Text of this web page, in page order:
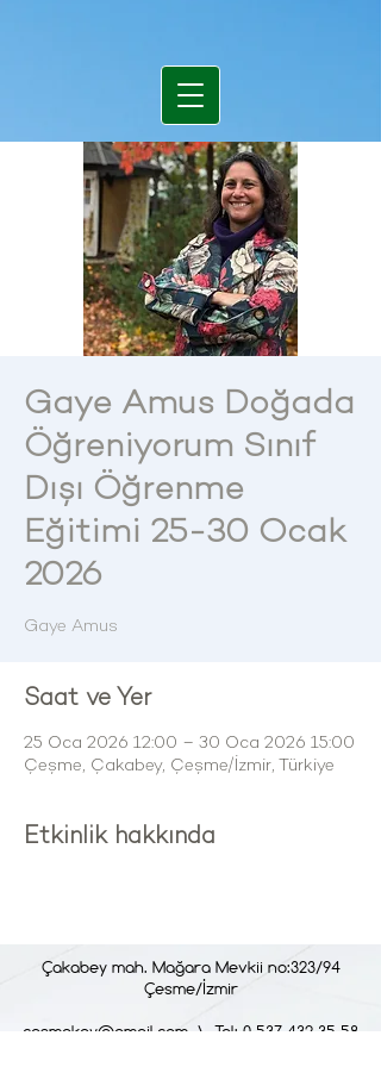
Gaye Amus Doğada
Öğreniyorum Sınıf
Dışı Öğrenme
Eğitimi 25-30 Ocak
2026
Gaye Amus
Saat ve Yer
25 Oca 2026 12:00 – 30 Oca 2026 15:00
Çeşme, Çakabey, Çeşme/İzmir, Türkiye
Etkinlik hakkında
Çakabey mah. Mağara Mevkii no:323/94
Çesme/İzmir
cesmekoy@gmail.com \ Tel: 0 537 432 35 58